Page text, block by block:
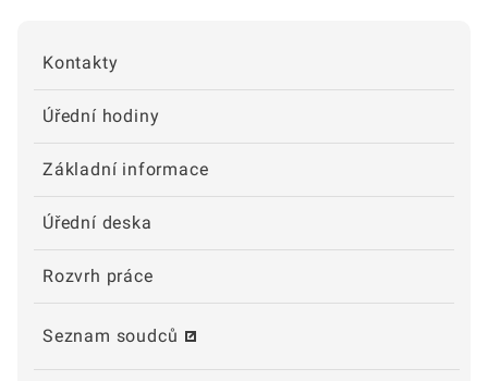
Kontakty
Úřední hodiny
Základní informace
Úřední deska
Rozvrh práce
Seznam soudců